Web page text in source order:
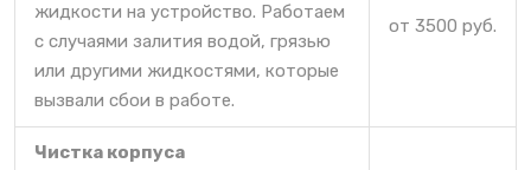
жидкости на устройство. Работаем
с случаями залития водой, грязью
или другими жидкостями, которые
вызвали сбои в работе.
от 3500 руб.
Чистка корпуса